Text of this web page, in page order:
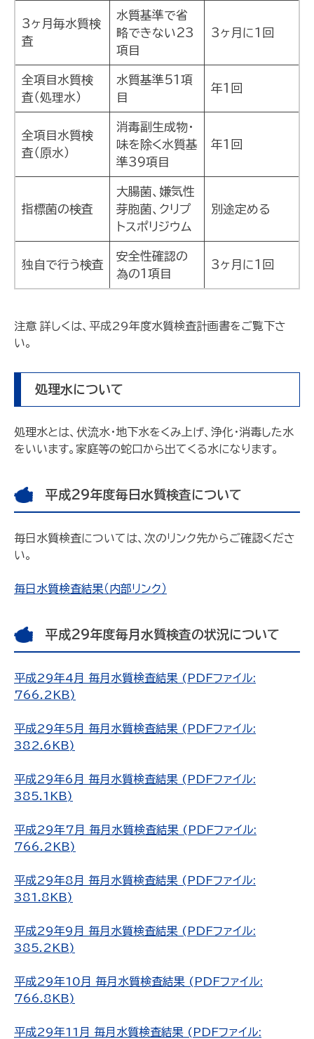
3ヶ月毎水質検
査
水質基準で省
略できない23
項目
3ヶ月に1回
全項目水質検
査（処理水）
水質基準51項
目
年1回
全項目水質検
査（原水）
消毒副生成物・
味を除く水質基
準39項目
年1回
指標菌の検査
大腸菌、嫌気性
芽胞菌、クリプ
トスポリジウム
別途定める
独自で行う検査
安全性確認の
為の1項目
3ヶ月に1回
注意 詳しくは、平成29年度水質検査計画書をご覧下さ
い。
処理水について
処理水とは、伏流水・地下水をくみ上げ、浄化・消毒した水
をいいます。家庭等の蛇口から出てくる水になります。
平成29年度毎日水質検査について
毎日水質検査については、次のリンク先からご確認くださ
い。
毎日水質検査結果（内部リンク）
平成29年度毎月水質検査の状況について
平成29年4月 毎月水質検査結果 (PDFファイル:
766.2KB)
平成29年5月 毎月水質検査結果 (PDFファイル:
382.6KB)
平成29年6月 毎月水質検査結果 (PDFファイル:
385.1KB)
平成29年7月 毎月水質検査結果 (PDFファイル:
766.2KB)
平成29年8月 毎月水質検査結果 (PDFファイル:
381.8KB)
平成29年9月 毎月水質検査結果 (PDFファイル:
385.2KB)
平成29年10月 毎月水質検査結果 (PDFファイル:
766.8KB)
平成29年11月 毎月水質検査結果 (PDFファイル: